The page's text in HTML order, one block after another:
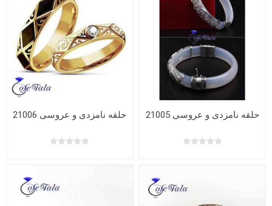
حلقه نامزدی و عروسی 21005 حلقه نامزدی و عروسی 21006